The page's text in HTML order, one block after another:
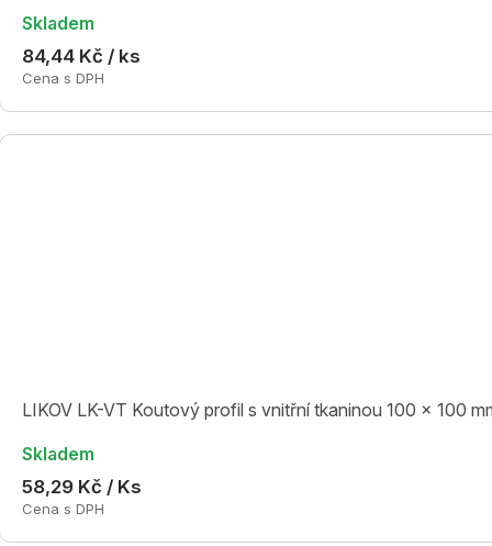
Skladem
84,44 Kč / ks
Cena s DPH
LIKOV LK-VT Koutový profil s vnitřní tkaninou 100 x 100
Skladem
58,29 Kč / Ks
Cena s DPH